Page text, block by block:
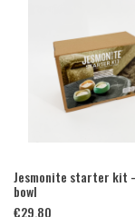
Jesmonite starter kit
bowl
€29,80